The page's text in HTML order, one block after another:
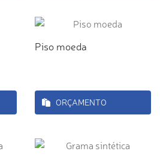
Piso moeda
ORÇAMENTO